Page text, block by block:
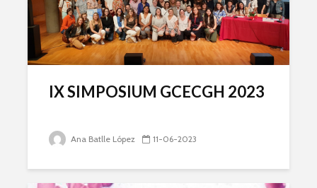
IX SIMPOSIUM GCECGH 2023
Ana Batlle López 11-06-2023